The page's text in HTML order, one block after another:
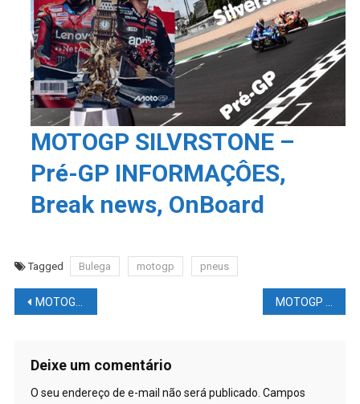
MOTOGP SILVRSTONE –
Pré-GP INFORMAÇÔES,
Break news, OnBoard
Tagged Bulega motogp pneus
Navegação
Post
MOTOGP Portugal – Resumo do Domingo
Deixe um comentário
O seu endereço de e-mail não será publicado. Campos